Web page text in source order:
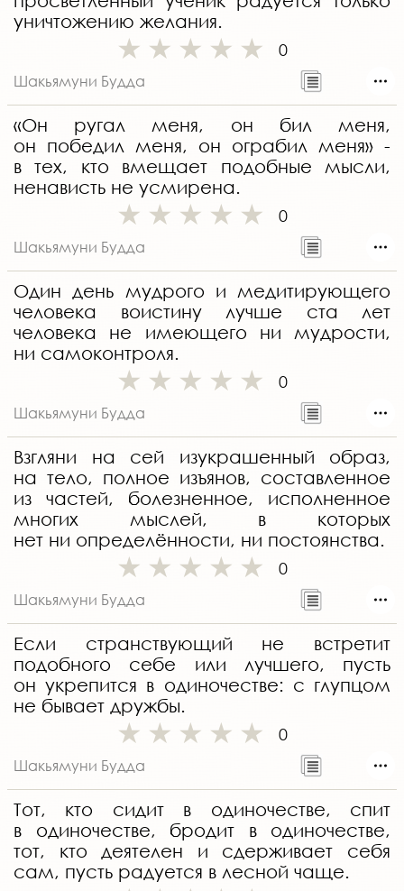
уничтожению желания.
0
Шакьямуни Будда
«Он ругал меня, он бил меня,
он победил меня, он ограбил меня» -
в тех, кто вмещает подобные мысли,
ненависть не усмирена.
0
Шакьямуни Будда
Один день мудрого и медитирующего
человека воистину лучше ста лет
человека не имеющего ни мудрости,
ни самоконтроля.
0
Шакьямуни Будда
Взгляни на сей изукрашенный образ,
на тело, полное изъянов, составленное
из частей, болезненное, исполненное
многих мыслей, в которых
нет ни определённости, ни постоянства.
0
Шакьямуни Будда
Если странствующий не встретит
подобного себе или лучшего, пусть
он укрепится в одиночестве: с глупцом
не бывает дружбы.
0
Шакьямуни Будда
Тот, кто сидит в одиночестве, спит
в одиночестве, бродит в одиночестве,
тот, кто деятелен и сдерживает себя
сам, пусть радуется в лесной чаще.